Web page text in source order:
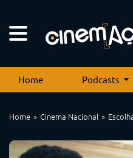
Home Podcasts
Home Cinema Nacional